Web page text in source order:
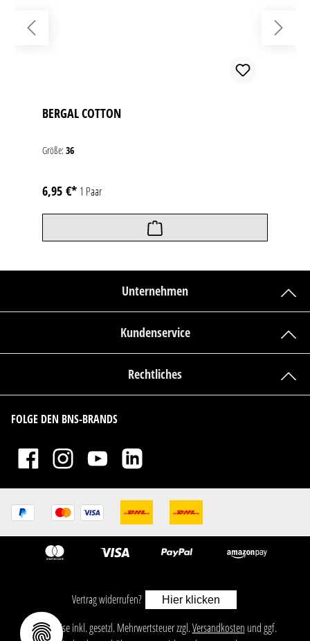
BERGAL COTTON
Größe: 36
6,95 €* 1 Paar
Unternehmen
Kundenservice
Rechtliches
FOLGE DEN BNS-BRANDS
Vertrag widerrufen? Hier klicken
ㅤㅤㅤㅤㅤ‎‎‎‎‎Alle Preise inkl. gesetzl. Mehrwertsteuer zzgl.Versandkosten und ggf.